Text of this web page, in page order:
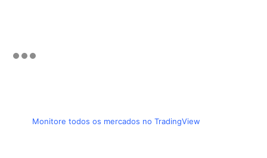
Monitore todos os mercados no TradingView